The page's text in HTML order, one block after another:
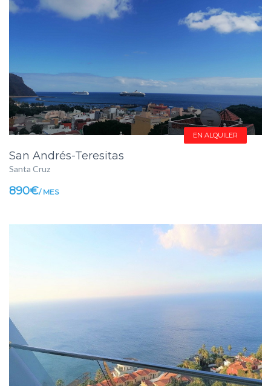
EN ALQUILER
San Andrés-Teresitas
Santa Cruz
890€/ MES